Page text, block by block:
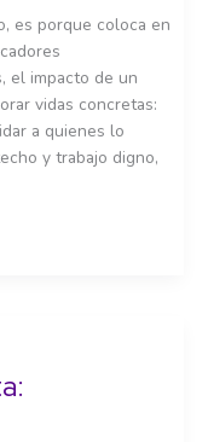
es porque coloca en
el impacto de un
vidas concretas:
a quienes lo
y trabajo digno,